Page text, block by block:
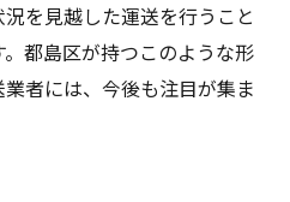
を見越した運送を行うこと
都島区が持つこのような形
者には、今後も注目が集ま